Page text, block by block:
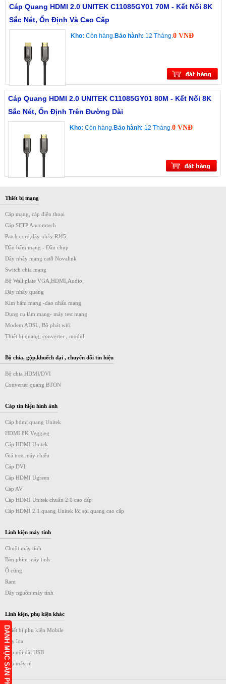
Cáp Quang HDMI 2.0 UNITEK C11085GY01 70M - Kết Nối 8K
Sắc Nét, Ổn Định Và Cao Cấp
Kho: Còn hàng.Bảo hành: 12 Tháng.0 VNĐ
Cáp Quang HDMI 2.0 UNITEK C11085GY01 80M - Kết Nối 8K
Sắc Nét, Ổn Định Trên Đường Dài
Kho: Còn hàng.Bảo hành: 12 Tháng.0 VNĐ
Thiết bị mạng
Cáp mạng, cáp điện thoại
Cáp SFTP Ancomtech
Patch cord,dây nhảy RJ45
Đầu bấm mạng - Đầu chụp
Dây nhảy mạng cat8 Novalink
Switch chia mạng
Bộ Wall plate VGA,HDMI,Audio
Dây nhẩy quang
Kìm bấm mạng -dao nhấn mạng
Dụng cụ làm mạng- máy test mạng
Modem ADSL, Bộ phát wifi
Thiết bị quang, converter , modul
Bộ chia, gộp,khuếch đại , chuyển đổi tin hiệu
Bộ chia HDMI/DVI
Converter quang BTON
Cáp tín hiệu hình ảnh
Cáp hdmi quang Unitek
HDMI 8K Veggieg
Cáp HDMI Unitek
Giá treo máy chiếu
Cáp DVI
Cáp HDMI Ugreen
Cáp AV
Cáp HDMI Unitek chuẩn 2.0 cao cấp
Cáp HDMI 2.1 quang Unitek lõi sợi quang cao cấp
Linh kiện máy tính
Chuột máy tính
Bàn phím máy tinh
Ổ cứng
Ram
Dây nguồn máy tính
Linh kiện, phụ kiện khác
Thiết bị phụ kiện Mobile
Dây loa
Cáp nối dài USB
Cáp máy in
DANH MỤC SẢN PHẨM